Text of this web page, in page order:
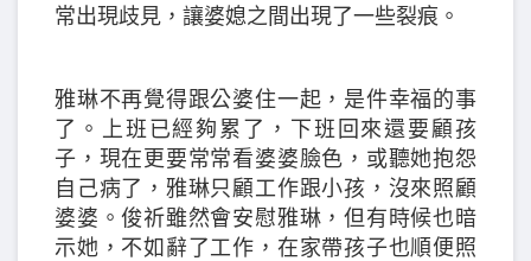
常出現歧見，讓婆媳之間出現了一些裂痕。
雅琳不再覺得跟公婆住一起，是件幸福的事
了。上班已經夠累了，下班回來還要顧孩
子，現在更要常常看婆婆臉色，或聽她抱怨
自己病了，雅琳只顧工作跟小孩，沒來照顧
婆婆。俊祈雖然會安慰雅琳，但有時候也暗
示她，不如辭了工作，在家帶孩子也順便照